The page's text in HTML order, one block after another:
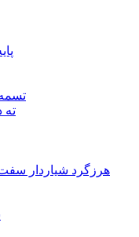
ته
هرزگرد شیاردار